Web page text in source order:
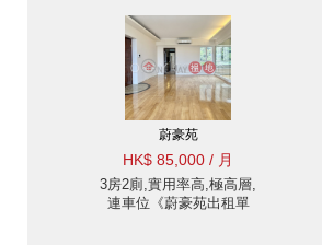
蔚豪苑
HK$ 85,000 / 月
3房2廁,實用率高,極高層,
連車位《蔚豪苑出租單